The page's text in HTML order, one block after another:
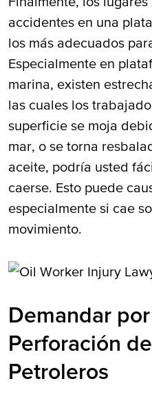
accidentes en una
los más adecuados
Especialmente en
marina, existen
las cuales los
superficie se moja
mar, o se torna
aceite, podría usted
caerse. Esto puede
especialmente si cae
movimiento.
Demandar
Perforación
Petroleros